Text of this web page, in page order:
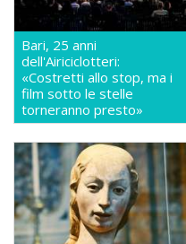
Bari, 25 anni
dell'Airiciclotteri:
«Costretti allo stop, ma i
film sotto le stelle
torneranno presto»